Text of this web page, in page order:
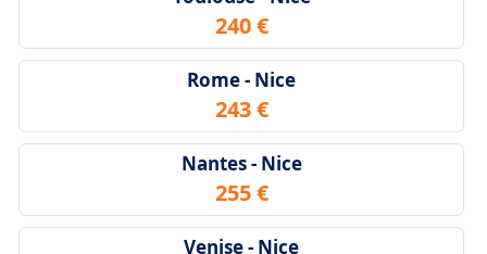
240 €
Rome - Nice
243 €
Nantes - Nice
255 €
Venise - Nice